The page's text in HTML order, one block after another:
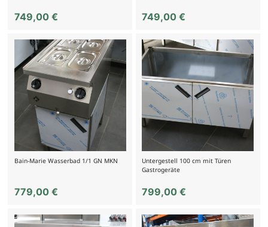
749,00 € 749,00€
Bain-Marie Wasserbad 1/1 GN MKN
779,00 €
Untergestell 100 cm mit Türen
Gastrogeräte
799,00€